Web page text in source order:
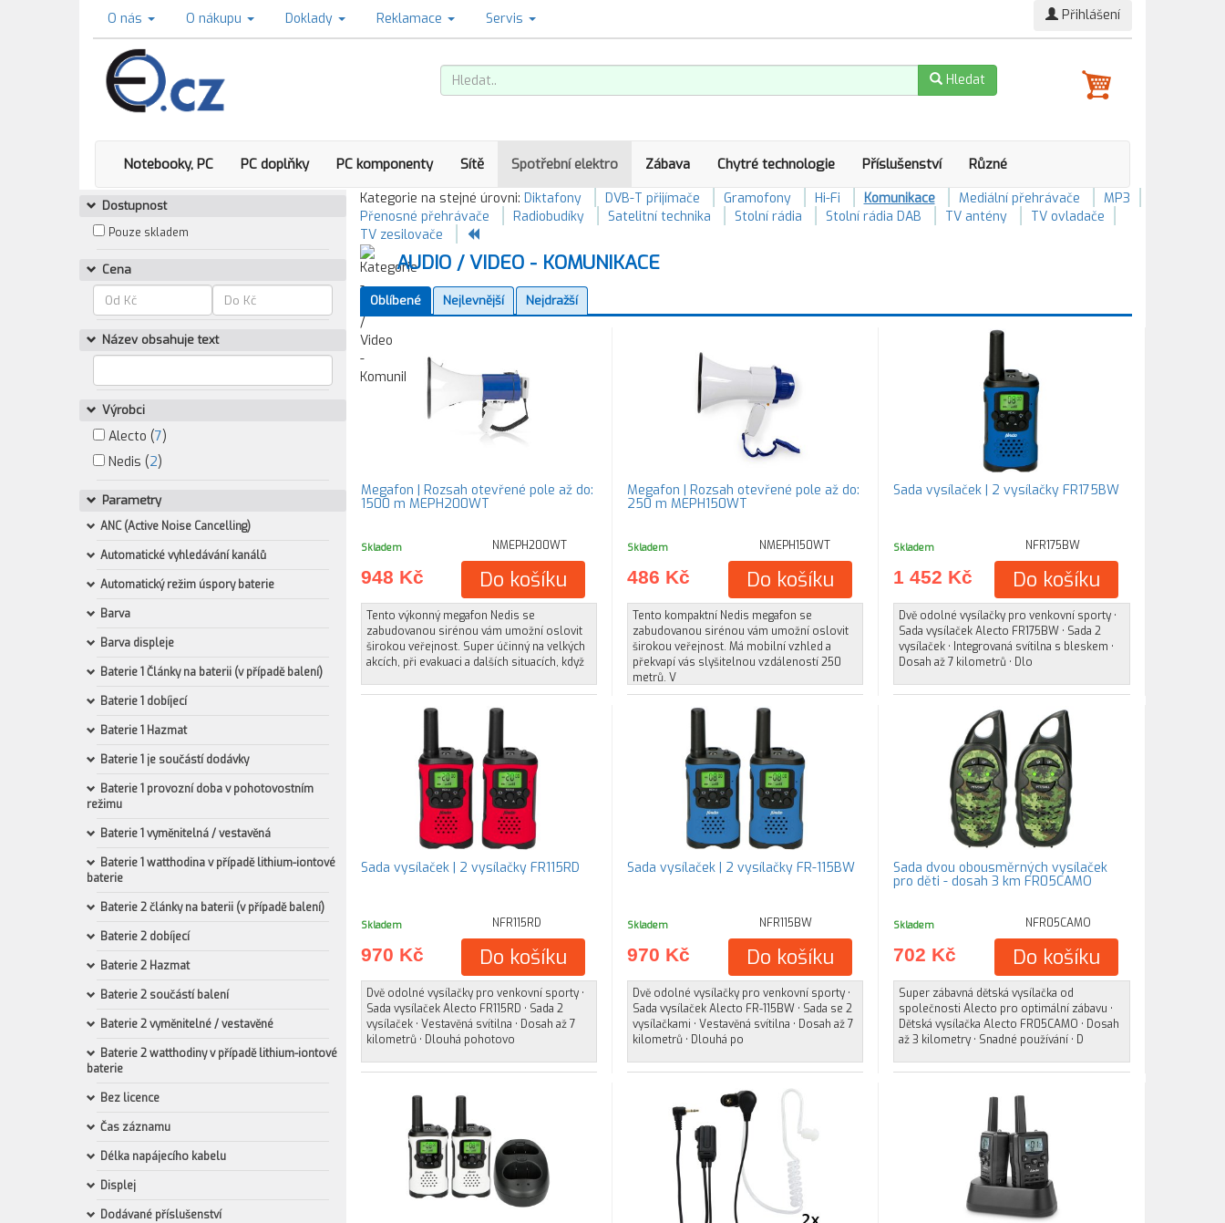
O nás O nákupu Doklady Reklamace Servis Přihlášení
Hledat
Notebooky, PC PC doplňky PC komponenty Sítě Spotřební elektro Zábava Chytré technologie Příslušenství Různé
Dostupnost
Pouze skladem
Cena
Název obsahuje text
Výrobci
Alecto (7)
Nedis (2)
Parametry
ANC (Active Noise Cancelling)
Automatické vyhledávání kanálů
Automatický režim úspory baterie
Barva
Barva displeje
Baterie 1 Články na baterii (v případě balení)
Baterie 1 dobíjecí
Baterie 1 Hazmat
Baterie 1 je součástí dodávky
Baterie 1 provozní doba v pohotovostním
režimu
Baterie 1 vyměnitelná / vestavěná
Baterie 1 watthodina v případě lithium-iontové
baterie
Baterie 2 články na baterii (v případě balení)
Baterie 2 dobíjecí
Baterie 2 Hazmat
Baterie 2 součástí balení
Baterie 2 vyměnitelné / vestavěné
Baterie 2 watthodiny v případě lithium-iontové
baterie
Bez licence
Čas záznamu
Délka napájecího kabelu
Displej
Dodávané příslušenství
Kategorie na stejné úrovni: Diktafony DVB-T přijímače Gramofony Hi-Fi Komunikace Mediální přehrávače
MP3
Přenosné přehrávače
Radiobudíky Satelitní technika Stolní rádia Stolní rádia DAB TV antény
TV ovladače
TV zesilovače
AUDIO / VIDEO - KOMUNIKACE
Oblíbené Nejlevnější Nejdražší
Megafon | Rozsah otevřené pole až do:
1500 m MEPH200WT
Skladem NMEPH200WT
948 Kč Do košíku
Tento výkonný megafon Nedis se
zabudovanou sirénou vám umožní oslovit
širokou veřejnost. Super účinný na velkých
akcích, při evakuaci a dalších situacích, když
Megafon | Rozsah otevřené pole až do:
250 m MEPH150WT
Skladem NMEPH150WT
486 Kč Do košíku
Tento kompaktní Nedis megafon se
zabudovanou sirénou vám umožní oslovit
širokou veřejnost. Má mobilní vzhled a
překvapí vás slyšitelnou vzdáleností 250
metrů. V
Sada vysílaček | 2 vysílačky FR175BW
Skladem NFR175BW
1 452 Kč Do košíku
Dvě odolné vysílačky pro venkovní sporty •
Sada vysílaček Alecto FR175BW • Sada 2
vysílaček • Integrovaná svítilna s bleskem •
Dosah až 7 kilometrů • Dlo
Sada vysílaček | 2 vysílačky FR115RD
Skladem NFR115RD
970 Kč Do košíku
Dvě odolné vysílačky pro venkovní sporty •
Sada vysílaček Alecto FR115RD • Sada 2
vysílaček • Vestavěná svítilna • Dosah až 7
kilometrů • Dlouhá pohotovo
Sada vysílaček | 2 vysílačky FR-115BW
Skladem NFR115BW
970 Kč Do košíku
Dvě odolné vysílačky pro venkovní sporty •
Sada vysílaček Alecto FR-115BW • Sada se 2
vysílačkami • Vestavěná svítilna • Dosah až 7
kilometrů • Dlouhá po
Sada dvou obousměrných vysílaček
pro děti - dosah 3 km FR05CAMO
Skladem NFR05CAMO
702 Kč Do košíku
Super zábavná dětská vysílačka od
společnosti Alecto pro optimální zábavu •
Dětská vysílačka Alecto FR05CAMO • Dosah
až 3 kilometry • Snadné používání • D